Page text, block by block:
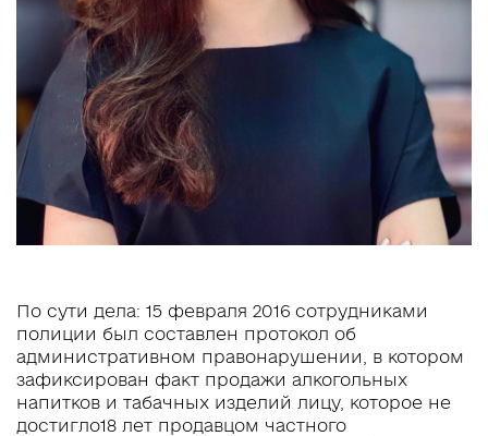
По сути дела: 15 февраля 2016 сотрудниками
полиции был составлен протокол об
административном правонарушении, в котором
зафиксирован факт продажи алкогольных
напитков и табачных изделий лицу, которое не
достигло18 лет продавцом частного